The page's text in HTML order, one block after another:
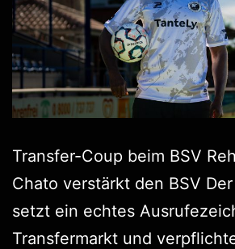
Transfer-Coup beim BSV
Chato verstärkt den BSV
setzt ein echtes
Transfermarkt und